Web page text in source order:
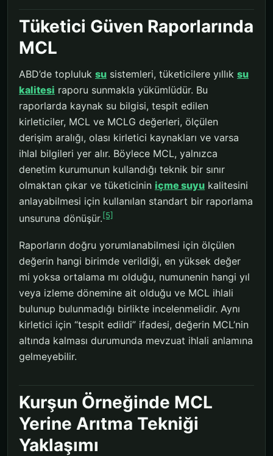
Tüketici Güven Raporlarında
MCL
ABD’de topluluk su sistemleri, tüketicilere yıllık su
kalitesi raporu sunmakla yükümlüdür. Bu
raporlarda kaynak su bilgisi, tespit edilen
kirleticiler, MCL ve MCLG değerleri, ölçülen
derişim aralığı, olası kirletici kaynakları ve varsa
ihlal bilgileri yer alır. Böylece MCL, yalnızca
denetim kurumunun kullandığı teknik bir sınır
olmaktan çıkar ve tüketicinin içme suyu kalitesini
anlayabilmesi için kullanılan standart bir raporlama
unsuruna dönüşür.[5]
Raporların doğru yorumlanabilmesi için ölçülen
değerin hangi birimde verildiği, en yüksek değer
mi yoksa ortalama mı olduğu, numunenin hangi yıl
veya izleme dönemine ait olduğu ve MCL ihlali
bulunup bulunmadığı birlikte incelenmelidir. Aynı
kirletici için “tespit edildi” ifadesi, değerin MCL’nin
altında kalması durumunda mevzuat ihlali anlamına
gelmeyebilir.
Kurşun Örneğinde MCL
Yerine Arıtma Tekniği
Yaklaşımı